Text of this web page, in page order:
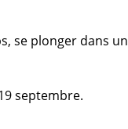
se plonger dans un
septembre.